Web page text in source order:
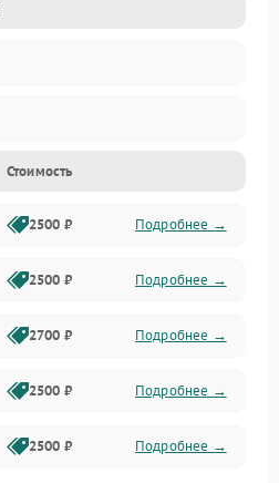
Стоимость
2500 ₽ Подробнее →
2500 ₽ Подробнее →
2700 ₽ Подробнее →
2500 ₽ Подробнее →
2500 ₽ Подробнее →